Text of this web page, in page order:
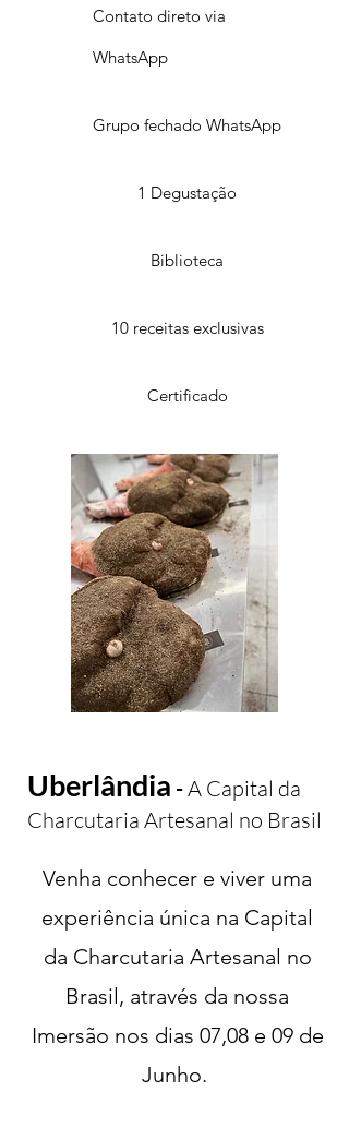
Contato direto via
WhatsApp
Grupo fechado WhatsApp
1 Degustação
Biblioteca
10 receitas exclusivas
Certificado
Uberlândia -A Capital da
Charcutaria Artesanal no Brasil
Venha conhecer e viver uma
experiência única na Capital
da Charcutaria Artesanal no
Brasil, através da nossa
Imersão nos dias 07,08 e 09 de
Junho.